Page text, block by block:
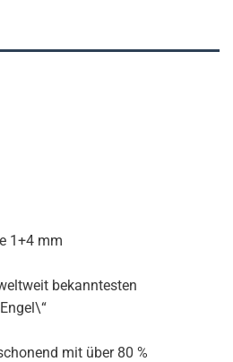
1+4 mm
bekanntesten
mit über 80 %